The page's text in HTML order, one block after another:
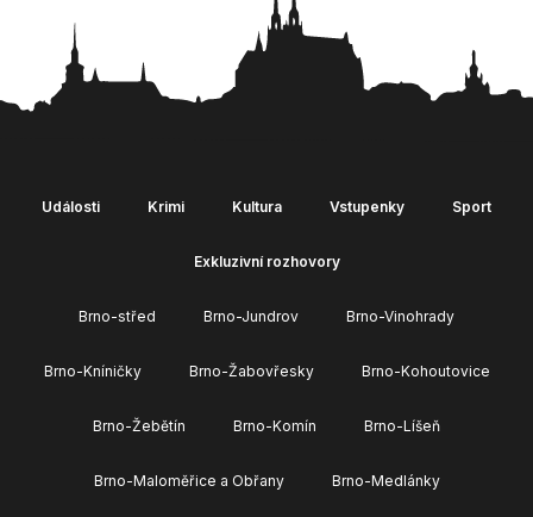
Události Krimi Kultura Vstupenky Sport
Exkluzivní rozhovory
Brno-střed Brno-Jundrov Brno-Vinohrady
Brno-Kníničky Brno-Žabovřesky Brno-Kohoutovice
Brno-Žebětín Brno-Komín Brno-Líšeň
Brno-Maloměřice a Obřany Brno-Medlánky